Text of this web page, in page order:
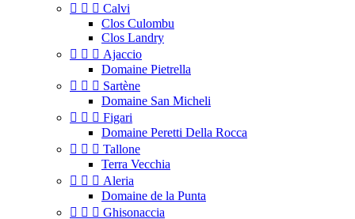
   Calvi
Clos Culombu
Clos Landry
   Ajaccio
Domaine Pietrella
   Sartène
Domaine San Micheli
   Figari
Domaine Peretti Della Rocca
   Tallone
Terra Vecchia
   Aleria
Domaine de la Punta
   Ghisonaccia